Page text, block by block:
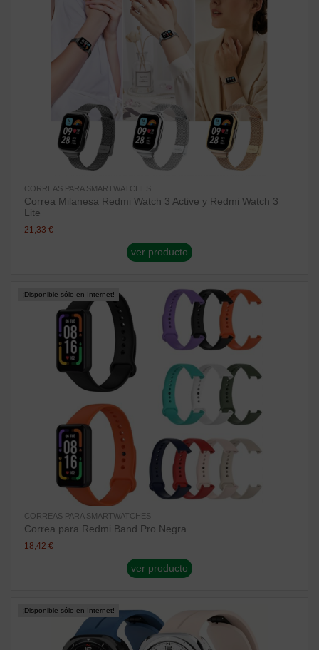
CORREAS PARA SMARTWATCHES
Correa Milanesa Redmi Watch 3 Active y Redmi Watch 3
Lite
21,33 €
ver producto
¡Disponible sólo en Internet!
CORREAS PARA SMARTWATCHES
Correa para Redmi Band Pro Negra
18,42 €
ver producto
¡Disponible sólo en Internet!